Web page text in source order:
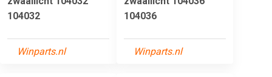
104032
Winparts.nl
104036
Winparts.nl